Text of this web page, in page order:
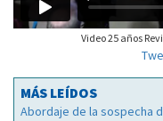
Video 25 años
MÁS LEÍDOS
Abordaje de la sospecha